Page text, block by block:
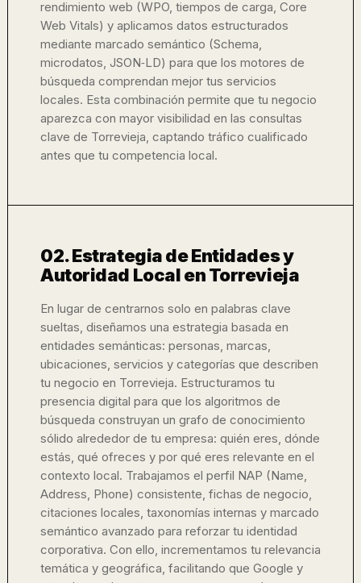
rendimiento web (WPO, tiempos de carga, Core
Web Vitals) y aplicamos datos estructurados
mediante marcado semántico (Schema,
microdatos, JSON‑LD) para que los motores de
búsqueda comprendan mejor tus servicios
locales. Esta combinación permite que tu negocio
aparezca con mayor visibilidad en las consultas
clave de Torrevieja, captando tráfico cualificado
antes que tu competencia local.
02. Estrategia de Entidades y
Autoridad Local en Torrevieja
En lugar de centrarnos solo en palabras clave
sueltas, diseñamos una estrategia basada en
entidades semánticas: personas, marcas,
ubicaciones, servicios y categorías que describen
tu negocio en Torrevieja. Estructuramos tu
presencia digital para que los algoritmos de
búsqueda construyan un grafo de conocimiento
sólido alrededor de tu empresa: quién eres, dónde
estás, qué ofreces y por qué eres relevante en el
contexto local. Trabajamos el perfil NAP (Name,
Address, Phone) consistente, fichas de negocio,
citaciones locales, taxonomías internas y marcado
semántico avanzado para reforzar tu identidad
corporativa. Con ello, incrementamos tu relevancia
temática y geográfica, facilitando que Google y